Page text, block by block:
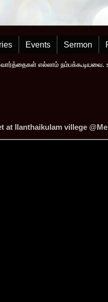
Events Sermon
எல்லாம் நம்பக்கூடியவை.
at Ilanthaikulam villege